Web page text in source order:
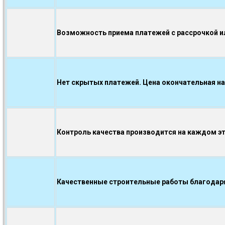
Возможность приема платежей с рассрочкой
Нет скрытых платежей. Цена окончательная
Контроль качества производится на каждом
Качественные строительные работы